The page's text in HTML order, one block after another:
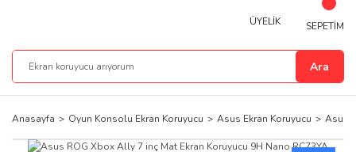
Ara
ÜYELİK SEPETİM
Anasayfa Oyun Konsolu Ekran Koruyucu Asus Ekran Koruyucu Asus